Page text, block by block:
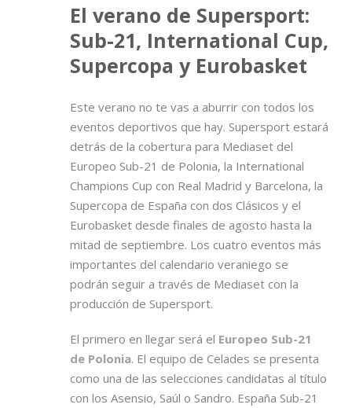
El verano de Supersport:
Sub-21, International Cup,
Supercopa y Eurobasket
Este verano no te vas a aburrir con todos los
eventos deportivos que hay. Supersport estará
detrás de la cobertura para Mediaset del
Europeo Sub-21 de Polonia, la International
Champions Cup con Real Madrid y Barcelona, la
Supercopa de España con dos Clásicos y el
Eurobasket desde finales de agosto hasta la
mitad de septiembre. Los cuatro eventos más
importantes del calendario veraniego se
podrán seguir a través de Mediaset con la
producción de Supersport.
El primero en llegar será el Europeo Sub-21
de Polonia. El equipo de Celades se presenta
como una de las selecciones candidatas al título
con los Asensio, Saúl o Sandro. España Sub-21